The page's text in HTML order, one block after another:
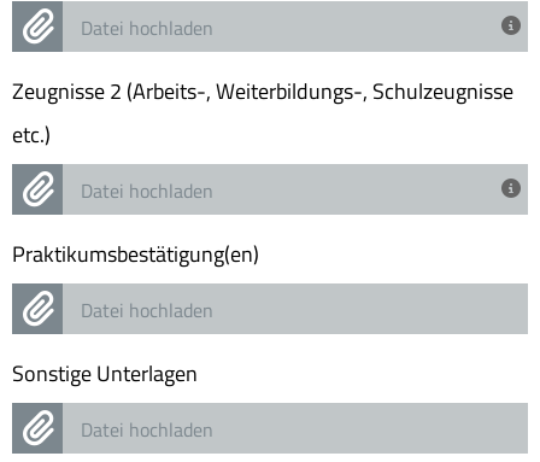
Datei hochladen
Zeugnisse 2 (Arbeits-, Weiterbildungs-, Schulzeugnisse
etc.)
Datei hochladen
Praktikumsbestätigung(en)
Datei hochladen
Sonstige Unterlagen
Datei hochladen